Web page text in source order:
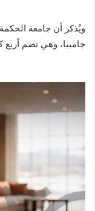
ويُذكر أن جامعة
جامبيا، وهي تضم أربع